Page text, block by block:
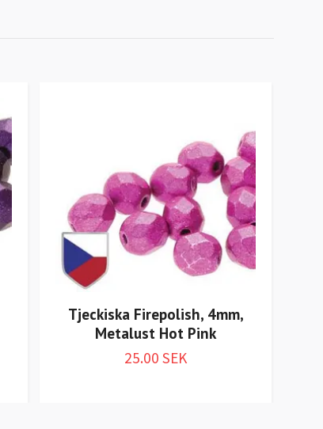
Tjeckiska Firepolish, 4mm,
Metalust Hot Pink
25.00 SEK